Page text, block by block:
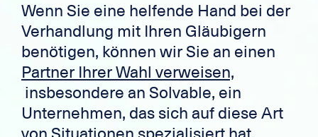
Wenn Sie eine helfende Hand bei der
Verhandlung mit Ihren Gläubigern
benötigen, können wir Sie an einen
Partner Ihrer Wahl verweisen,
insbesondere an Solvable, ein
Unternehmen, das sich auf diese Art